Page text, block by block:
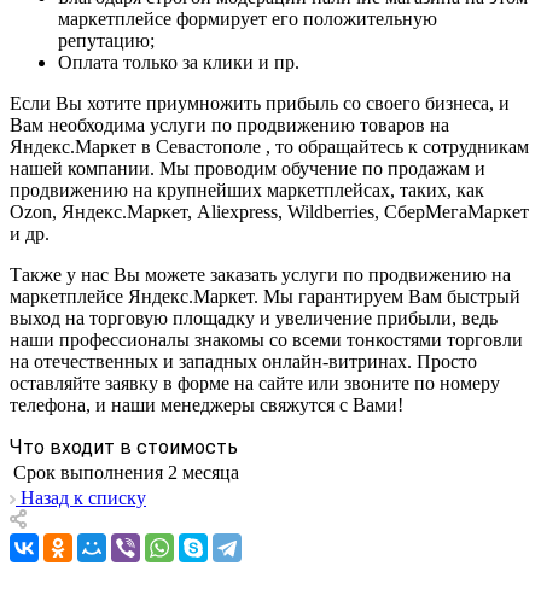
маркетплейсе формирует его положительную
репутацию;
Оплата только за клики и пр.
Если Вы хотите приумножить прибыль со своего бизнеса, и
Вам необходима услуги по продвижению товаров на
Яндекс.Маркет в Севастополе , то обращайтесь к сотрудникам
нашей компании. Мы проводим обучение по продажам и
продвижению на крупнейших маркетплейсах, таких, как
Ozon, Яндекс.Маркет, Aliexpress, Wildberries, СберМегаМаркет
и др.
Также у нас Вы можете заказать услуги по продвижению на
маркетплейсе Яндекс.Маркет. Мы гарантируем Вам быстрый
выход на торговую площадку и увеличение прибыли, ведь
наши профессионалы знакомы со всеми тонкостями торговли
на отечественных и западных онлайн-витринах. Просто
оставляйте заявку в форме на сайте или звоните по номеру
телефона, и наши менеджеры свяжутся с Вами!
Что входит в стоимость
Срок выполнения 2 месяца
Назад к списку